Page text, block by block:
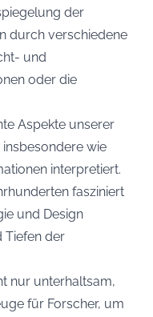
der
durch verschiedene
und
oder die
Aspekte unserer
wie
interpretiert.
fasziniert
und Design
Tiefen der
nur unterhaltsam,
für Forscher, um